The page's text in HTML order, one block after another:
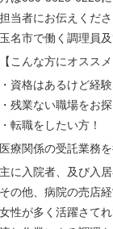
担当者にお伝えくださ
玉名市で働く調理員
【こんな方にオススメ
・資格はあるけど経
・残業ない職場をお探
・転職をしたい方！
医療関係の受託業務
主に入院者、及び入居
その他、病院の売店
女性が多く活躍さてれ